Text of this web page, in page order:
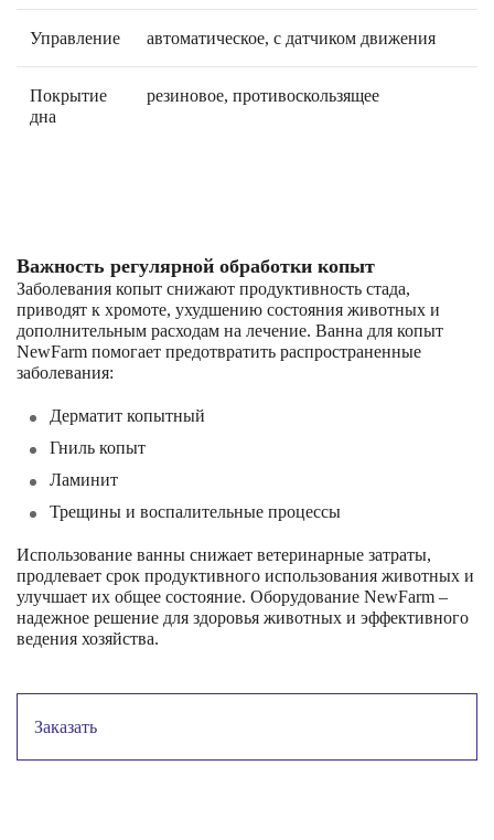
Управление автоматическое, с датчиком движения
Покрытие
дна
резиновое, противоскользящее
Важность регулярной обработки копыт
Заболевания копыт снижают продуктивность стада,
приводят к хромоте, ухудшению состояния животных и
дополнительным расходам на лечение. Ванна для копыт
NewFarm помогает предотвратить распространенные
заболевания:
Дерматит копытный
Гниль копыт
Ламинит
Трещины и воспалительные процессы
Использование ванны снижает ветеринарные затраты,
продлевает срок продуктивного использования животных и
улучшает их общее состояние. Оборудование NewFarm –
надежное решение для здоровья животных и эффективного
ведения хозяйства.
Заказать